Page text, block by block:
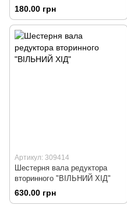
180.00 грн
Артикул: 309414
Шестерня вала редуктора
вторинного "ВІЛЬНИЙ ХІД"
630.00 грн